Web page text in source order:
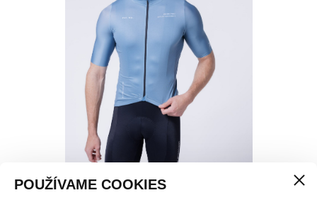
POUŽÍVAME COOKIES